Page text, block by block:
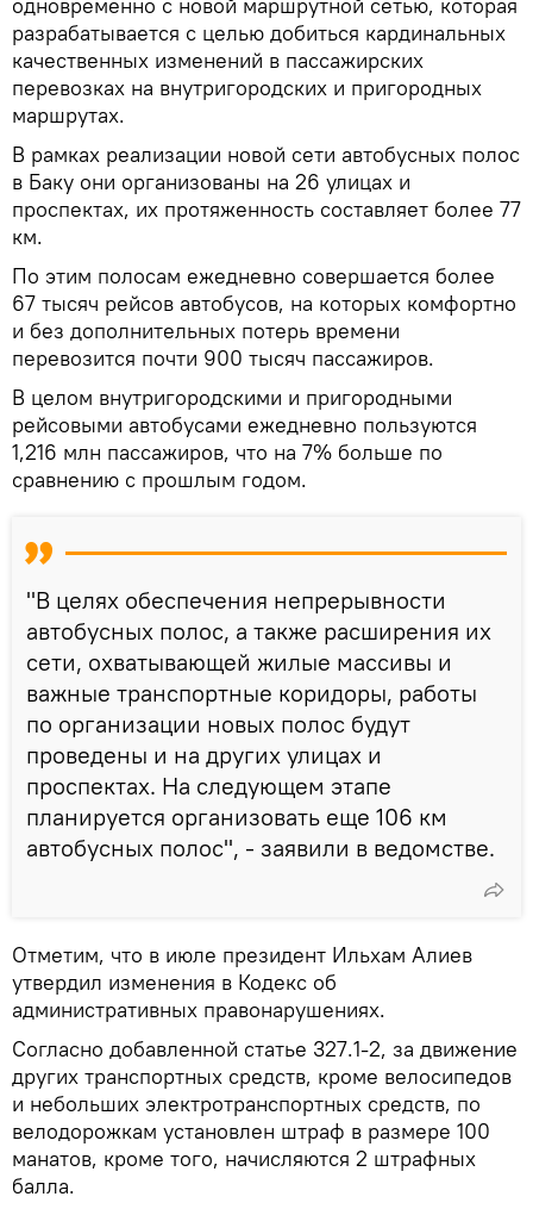
разрабатывается с целью добиться кардинальных
качественных изменений в пассажирских
перевозках на внутригородских и пригородных
маршрутах.
В рамках реализации новой сети автобусных полос
в Баку они организованы на 26 улицах и
проспектах, их протяженность составляет более 77
км.
По этим полосам ежедневно совершается более
67 тысяч рейсов автобусов, на которых комфортно
и без дополнительных потерь времени
перевозится почти 900 тысяч пассажиров.
В целом внутригородскими и пригородными
рейсовыми автобусами ежедневно пользуются
1,216 млн пассажиров, что на 7% больше по
сравнению с прошлым годом.
"В целях обеспечения непрерывности
автобусных полос, а также расширения их
сети, охватывающей жилые массивы и
важные транспортные коридоры, работы
по организации новых полос будут
проведены и на других улицах и
проспектах. На следующем этапе
планируется организовать еще 106 км
автобусных полос", - заявили в ведомстве.
Отметим, что в июле президент Ильхам Алиев
утвердил изменения в Кодекс об
административных правонарушениях.
Согласно добавленной статье 327.1-2, за движение
других транспортных средств, кроме велосипедов
и небольших электротранспортных средств, по
велодорожкам установлен штраф в размере 100
манатов, кроме того, начисляются 2 штрафных
балла.